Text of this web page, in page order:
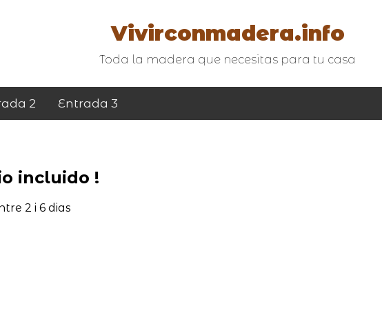
Vivirconmadera.info
Toda la madera que necesitas para tu casa
2 Entrada 3
incluido !
2 i 6 dias